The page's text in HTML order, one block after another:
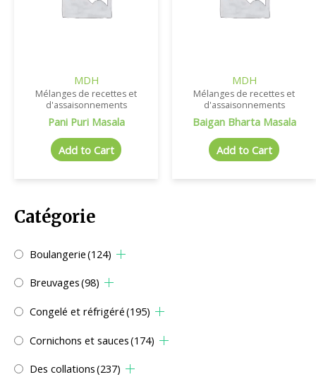
Catégorie
Boulangerie(124)
Breuvages(98)
Congelé et réfrigéré(195)
Cornichons et sauces(174)
Des collations(237)
MDH
Mélanges de recettes et
d'assaisonnements
Pani Puri Masala
Add to Cart
MDH
Mélanges de recettes et
d'assaisonnements
Baigan Bharta Masala
Add to Cart